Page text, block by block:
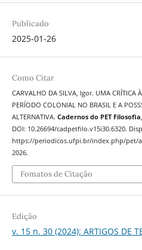
Publicado
2025-01-26
Como Citar
CARVALHO DA SILVA, Igor. UMA CRÍTICA
PERÍODO COLONIAL NO BRASIL E A
ALTERNATIVA. Cadernos do PET Filosofia,
DOI: 10.26694/cadpetfilo.v15i30.6320.
https://periodicos.ufpi.br/index.php/pet/
2026.
Fomatos de Citação
Edição
v. 15 n. 30 (2024): ARTIGOS DE